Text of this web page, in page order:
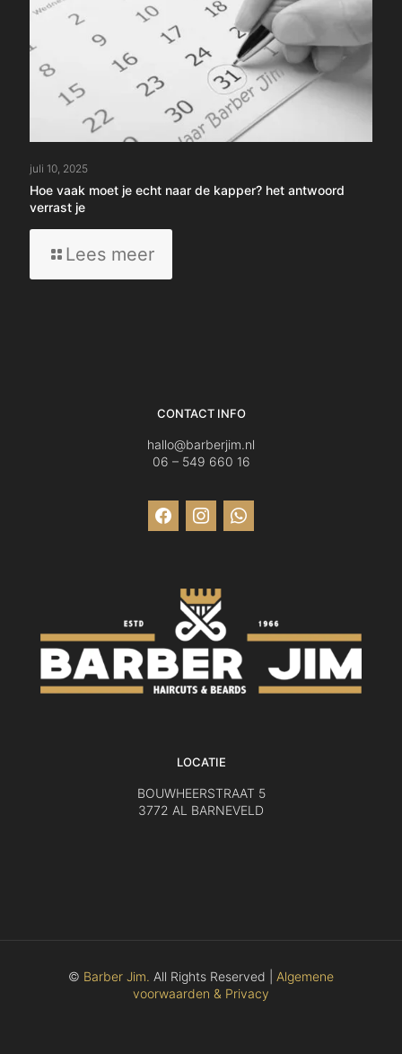
een
professional?
juli 10, 2025
Hoe vaak moet je echt naar de kapper? het antwoord
verrast je
Lees meer-
Hoe
de
het
antwoord
je
CONTACT INFO
hallo@barberjim.nl
06 – 549 660 16
facebookinstagramwhatsapp
LOCATIE
BOUWHEERSTRAAT 5
3772 AL BARNEVELD
© Barber Jim. All Rights Reserved | Algemene
voorwaarden & Privacy